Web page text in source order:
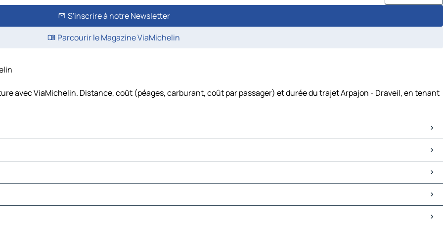
S'inscrire à notre Newsletter
Parcourir le Magazine ViaMichelin
avec ViaMichelin. Distance, coût (péages, carburant, coût par passager) et durée du trajet Arpajon - Draveil, en tenant